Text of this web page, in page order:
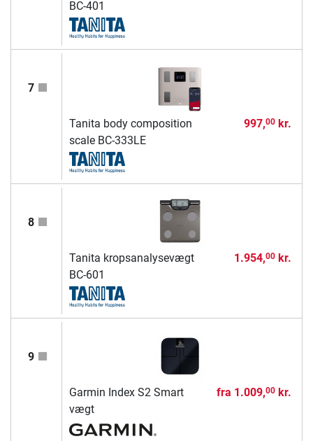
BC-401
7
Tanita body composition
scale BC-333LE
997,00kr.
8
Tanita kropsanalysevægt
BC-601
1.954,00kr.
9
Garmin Index S2 Smart
vægt
fra 1.009,00kr.